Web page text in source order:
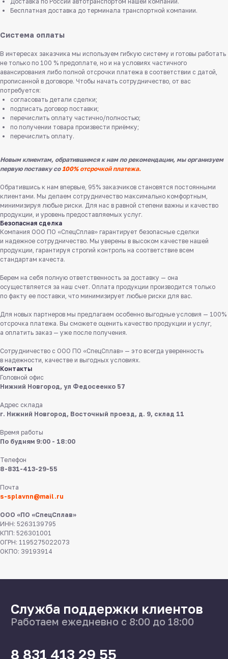
Бесплатная доставка до терминала транспортной компании.
Система оплаты
В интересах заказчика мы используем гибкую систему и готовы работать
не только по 100 % предоплате, но и на условиях частичного
авансирования либо полной отсрочки платежа в соответствии с датой,
прописанной в договоре. Чтобы начать сотрудничество, от вас
потребуется:
согласовать детали сделки;
подписать договор поставки;
перечислить оплату частично/полностью;
по получении товара произвести приёмку;
перечислить оплату.
Новым клиентам, обратившимся к нам по рекомендации, мы организуем
первую поставку со100% отсрочкой платежа.
Обратившись к нам впервые, 95% заказчиков становятся постоянными
клиентами. Мы делаем сотрудничество максимально комфортным,
минимизируя любые риски. Для нас в равной степени важны и качество
продукции, и уровень предоставляемых услуг.
Безопасная сделка
Компания ООО ПО «СпецСплав» гарантирует безопасные сделки
и надежное сотрудничество. Мы уверены в высоком качестве нашей
продукции, гарантируя строгий контроль на соответствие всем
стандартам качеста.
Берем на себя полную ответственность за доставку — она
осуществляется за наш счет. Оплата продукции производится только
по факту ее поставки, что минимизирует любые риски для вас.
Для новых партнеров мы предлагаем особенно выгодные условия — 100%
отсрочка платежа. Вы сможете оценить качество продукции и услуг,
а оплатить заказ — уже после получения.
Сотрудничество с ООО ПО «СпецСплав» — это всегда уверенность
в надежности, качестве и выгодных условиях.
Контакты
Головной офис
Нижний Новгород, ул Федосеенко 57
Адрес склада
г. Нижний Новгород, Восточный проезд, д. 9, склад 11
Время работы
По будням 9:00 - 18:00
Телефон
8-831-413-29-55
Почта
s-splavnn@mail.ru
ООО «ПО «СпецСплав»
ИНН: 5263139795
КПП: 526301001
ОГРН: 1195275022073
ОКПО: 39193914
Заказать звонок
Служба поддержки клиентов
Пишите нам
в мессенджерах
8 831 413 29 55
Бесплатно по России
Нижний Новгород,
ул Федосеенко, 57
s-splavnn@mail.ru
О нас
Статьи